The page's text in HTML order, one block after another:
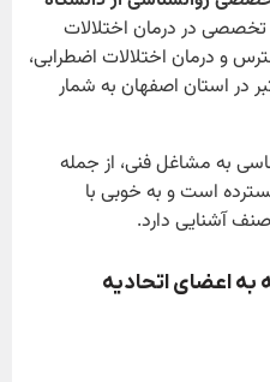
تخصصی در درمان اختلالات
و درمان اختلالات اضطرابی،
استان اصفهان به شمار
به مشاغل فنی، از جمله
است و به خوبی با
آشنایی دارد.
اعضای اتحادیه